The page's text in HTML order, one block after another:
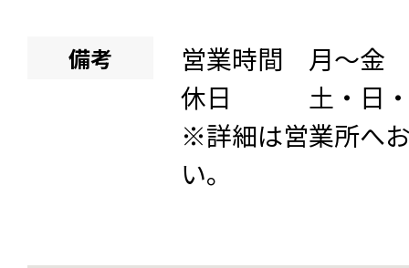
備考
営業時間 月～金
休日 土・日・
※詳細は営業所へ
い。